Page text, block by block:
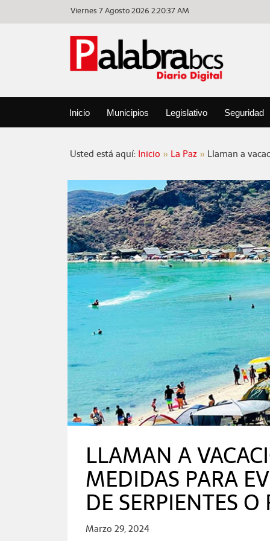
Viernes 7 Agosto 20262:20:37 AM
Inicio Municipios Legislativo Seguridad
Usted está aquí: Inicio La Paz Llaman a
LLAMAN A
MEDIDAS PARA
DE SERPIENTES
Marzo 29, 2024